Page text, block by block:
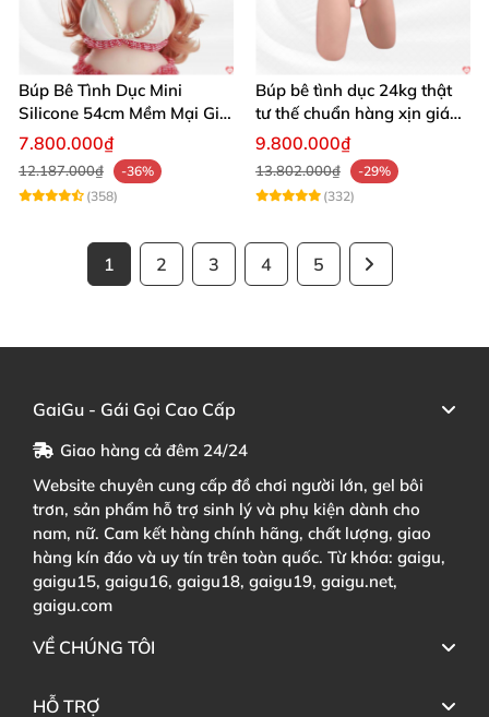
Búp Bê Tình Dục Mini
Silicone 54cm Mềm Mại Giá
Tốt Tặng Quà
7.800.000₫
12.187.000₫
-36%
(358)
Búp bê tình dục 24kg thật
tư thế chuẩn hàng xịn giá
tốt
9.800.000₫
13.802.000₫
-29%
(332)
1 2 3 4 5
GaiGu - Gái Gọi Cao Cấp
Giao hàng cả đêm 24/24
Website chuyên cung cấp đồ chơi người lớn, gel bôi
trơn, sản phẩm hỗ trợ sinh lý và phụ kiện dành cho
nam, nữ. Cam kết hàng chính hãng, chất lượng, giao
hàng kín đáo và uy tín trên toàn quốc. Từ khóa: gaigu,
gaigu15, gaigu16, gaigu18, gaigu19, gaigu.net,
gaigu.com
VỀ CHÚNG TÔI
HỖ TRỢ